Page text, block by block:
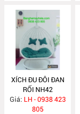
XÍCH ĐU ĐÔI ĐAN
RỐI NH42
Giá: LH - 0938 423
805